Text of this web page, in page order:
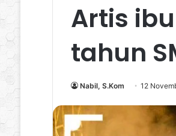
Artis
tahun
Nabil, S.Kom 12